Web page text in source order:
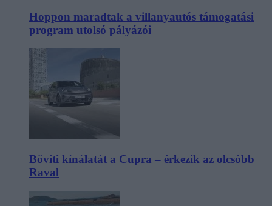
Hoppon maradtak a villanyautós támogatási
program utolsó pályázói
Bővíti kínálatát a Cupra – érkezik az olcsóbb
Raval